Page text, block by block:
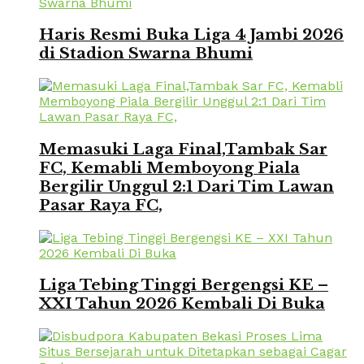
Haris Resmi Buka Liga 4 Jambi 2026
di Stadion Swarna Bhumi
Memasuki Laga Final,Tambak Sar
FC, Kemabli Memboyong Piala
Bergilir Unggul 2:1 Dari Tim Lawan
Pasar Raya FC,
Liga Tebing Tinggi Bergengsi KE –
XXI Tahun 2026 Kembali Di Buka